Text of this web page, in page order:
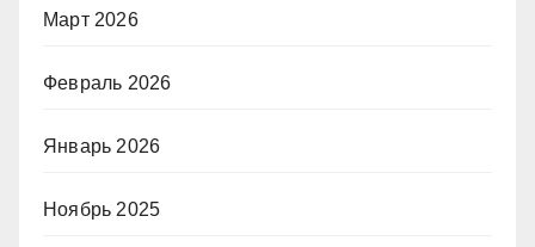
Март 2026
Февраль 2026
Январь 2026
Ноябрь 2025